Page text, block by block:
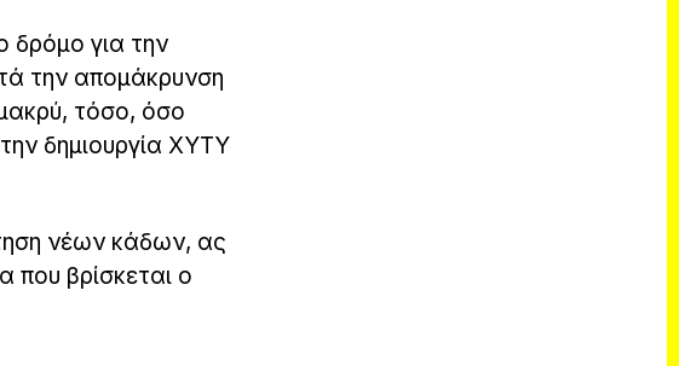
δρόμο για την
την απομάκρυνση
τόσο, όσο
δημιουργία ΧΥΤΥ
νέων κάδων, ας
που βρίσκεται ο